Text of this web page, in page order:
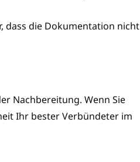
dass die Dokumentation nicht
Nachbereitung. Wenn Sie
Ihr bester Verbündeter im